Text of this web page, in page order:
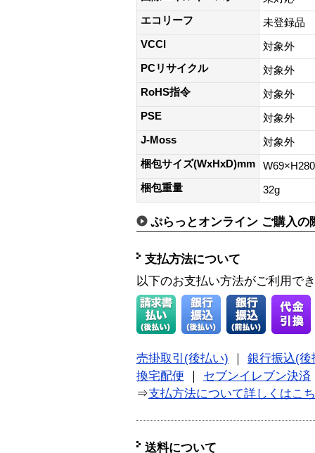
エコリーフ
未登録品
VCCI
対象外
PCリサイクル
対象外
RoHS指令
対象外
PSE
対象外
J-Moss
対象外
梱包サイズ(WxHxD)mm
梱包重量
32g
ぷらっとオンライン ご購入の
支払方法について
以下のお支払い方法がご利用で
売掛取引(後払い)
銀行振込(後
換宅配便
セブンイレブン決済
⇒支払方法について詳しくはこ
送料について